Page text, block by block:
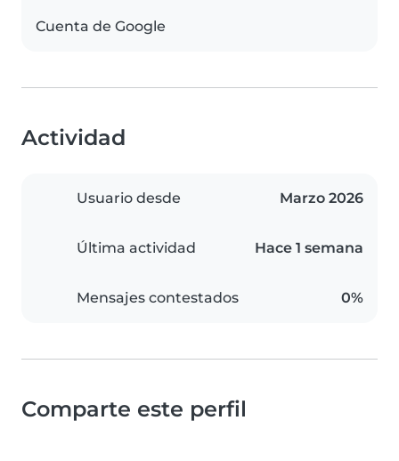
Cuenta de Google
Actividad
Usuario desde Marzo 2026
Última actividad Hace 1 semana
Mensajes contestados 0%
Comparte este perfil